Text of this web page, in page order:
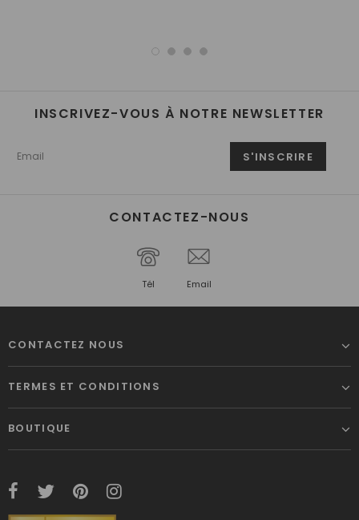
INSCRIVEZ-VOUS À NOTRE NEWSLETTER
CONTACTEZ-NOUS
Tél Email
CONTACTEZ NOUS
TERMES ET CONDITIONS
BOUTIQUE